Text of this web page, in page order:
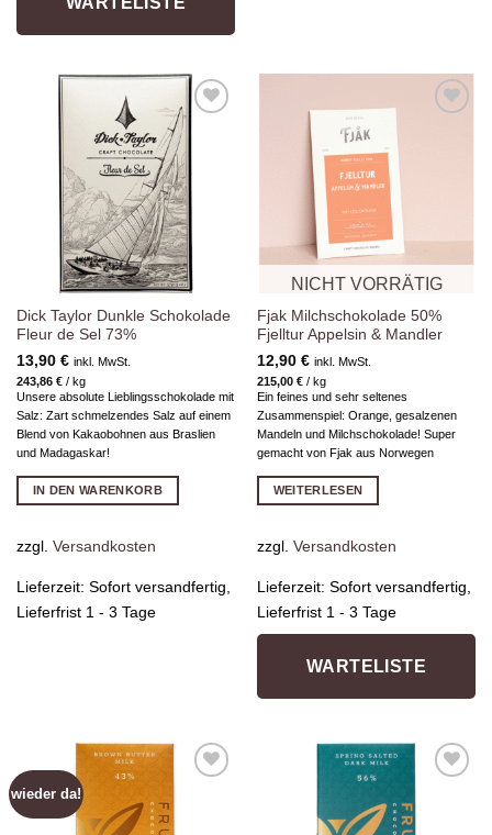
Zur
Wunschliste
hinzufügen
Dick Taylor Dunkle Schokolade
Fleur de Sel 73%
13,90 € inkl. MwSt.
243,86 €/ kg
Unsere absolute Lieblingsschokolade mit
Salz: Zart schmelzendes Salz auf einem
Blend von Kakaobohnen aus Braslien
und Madagaskar!
IN DEN WARENKORB
zzgl. Versandkosten
Lieferzeit: Sofort versandfertig,
Lieferfrist 1 - 3 Tage
NICHT VORRÄTIG
Fjak Milchschokolade 50%
Fjelltur Appelsin & Mandler
12,90 € inkl. MwSt.
215,00 €/ kg
Ein feines und sehr seltenes
Zusammenspiel: Orange, gesalzenen
Mandeln und Milchschokolade! Super
gemacht von Fjak aus Norwegen
WEITERLESEN
zzgl. Versandkosten
Lieferzeit: Sofort versandfertig,
Lieferfrist 1 - 3 Tage
WARTELISTE
wieder da!
Wunschliste
hinzufügen
Wunschliste
hinzufügen